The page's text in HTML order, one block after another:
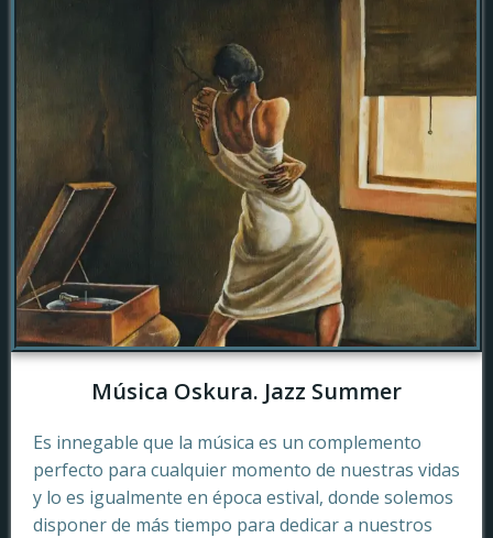
Música Oskura. Jazz Summer
Es innegable que la música es un complemento
perfecto para cualquier momento de nuestras vidas
y lo es igualmente en época estival, donde solemos
disponer de más tiempo para dedicar a nuestros